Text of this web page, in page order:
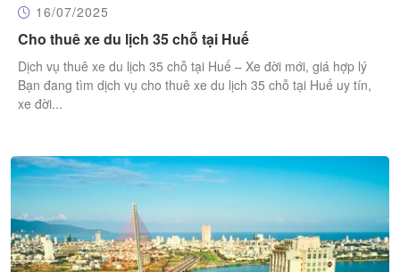
16/07/2025
Cho thuê xe du lịch 35 chỗ tại Huế
Dịch vụ thuê xe du lịch 35 chỗ tại Huế – Xe đời mới, giá hợp lý
Bạn đang tìm dịch vụ cho thuê xe du lịch 35 chỗ tại Huế uy tín,
xe đời...